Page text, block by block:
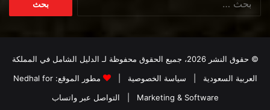
© حقوق النشر 2026، جميع الحقوق محفوظة لـ
الدليل الشامل في المملكة
العربية السعودية
سياسة الخصوصية | مطور الموقع:Nedhal for
Marketing & Software
التواصل عبر واتساب